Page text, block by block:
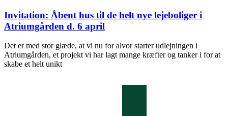
Invitation: Åbent hus til de helt nye lejeboliger i
Atriumgården d. 6 april
Det er med stor glæde, at vi nu for alvor starter udlejningen i
Atriumgården, et projekt vi har lagt mange kræfter og tanker i for at
skabe et helt unikt